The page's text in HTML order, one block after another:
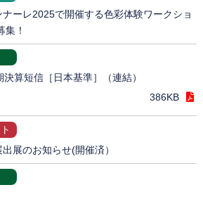
ーレ2025で開催する色彩体験ワークショ
集！
算短信［日本基準］（連結）
386KB
展のお知らせ(開催済）